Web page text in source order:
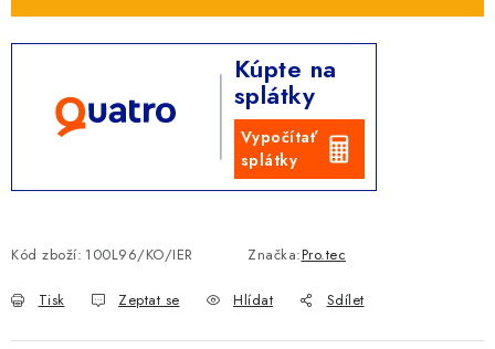
Kúpte na
splátky
Vypočítať
splátky
Kód zboží: 100L96/KO/IER Značka:Pro.tec
Tisk Zeptat se Hlídat Sdílet